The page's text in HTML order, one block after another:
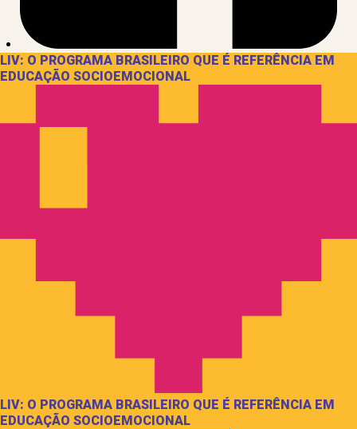
LIV: O PROGRAMA BRASILEIRO QUE É REFERÊNCIA EM
EDUCAÇÃO SOCIOEMOCIONAL
LIV: O PROGRAMA BRASILEIRO QUE É REFERÊNCIA EM
EDUCAÇÃO SOCIOEMOCIONAL